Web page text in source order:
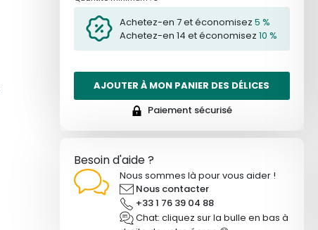
Achetez-en 7 et économisez5 %
Achetez-en 14 et économisez10 %
AJOUTER À MON PANIER DES DÉLICES
Paiement sécurisé
Besoin d'aide ?
Nous sommes là pour vous aider !
Nous contacter
+33 1 76 39 04 88
Chat: cliquez sur la bulle en bas à